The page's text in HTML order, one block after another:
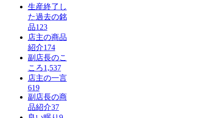
生産終了し
た過去の銘
品123
店主の商品
紹介174
副店長のこ
ころ1,537
店主の一言
619
副店長の商
品紹介37